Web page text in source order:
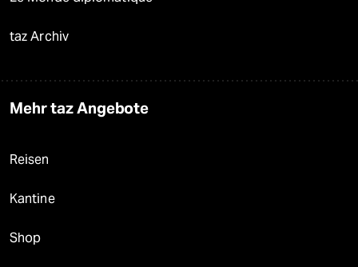
taz Archiv
Mehr taz Angebote
Reisen
Kantine
Shop